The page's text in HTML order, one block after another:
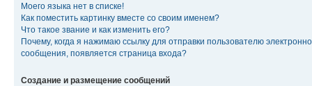
Моего языка нет в списке!
Как поместить картинку вместе со своим именем?
Что такое звание и как изменить его?
Почему, когда я нажимаю ссылку для отправки пользователю
сообщения, появляется страница входа?
Создание и размещение сообщений